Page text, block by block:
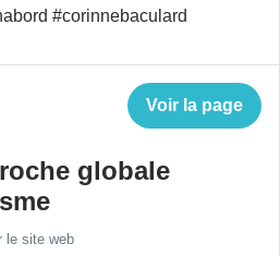
#corinnebaculard
Voir la page
globale
le site web